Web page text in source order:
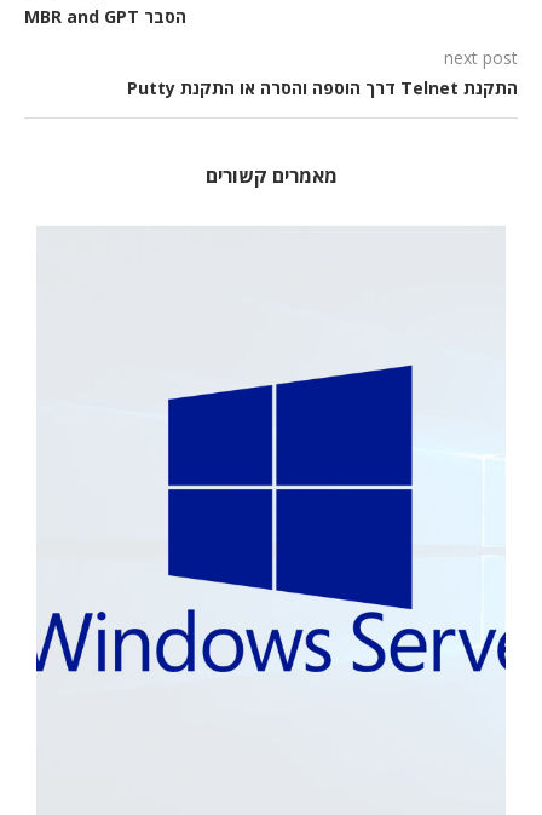
הסבר MBR and GPT
next post
התקנת Telnet דרך הוספה והסרה או התקנת Putty
מאמרים קשורים